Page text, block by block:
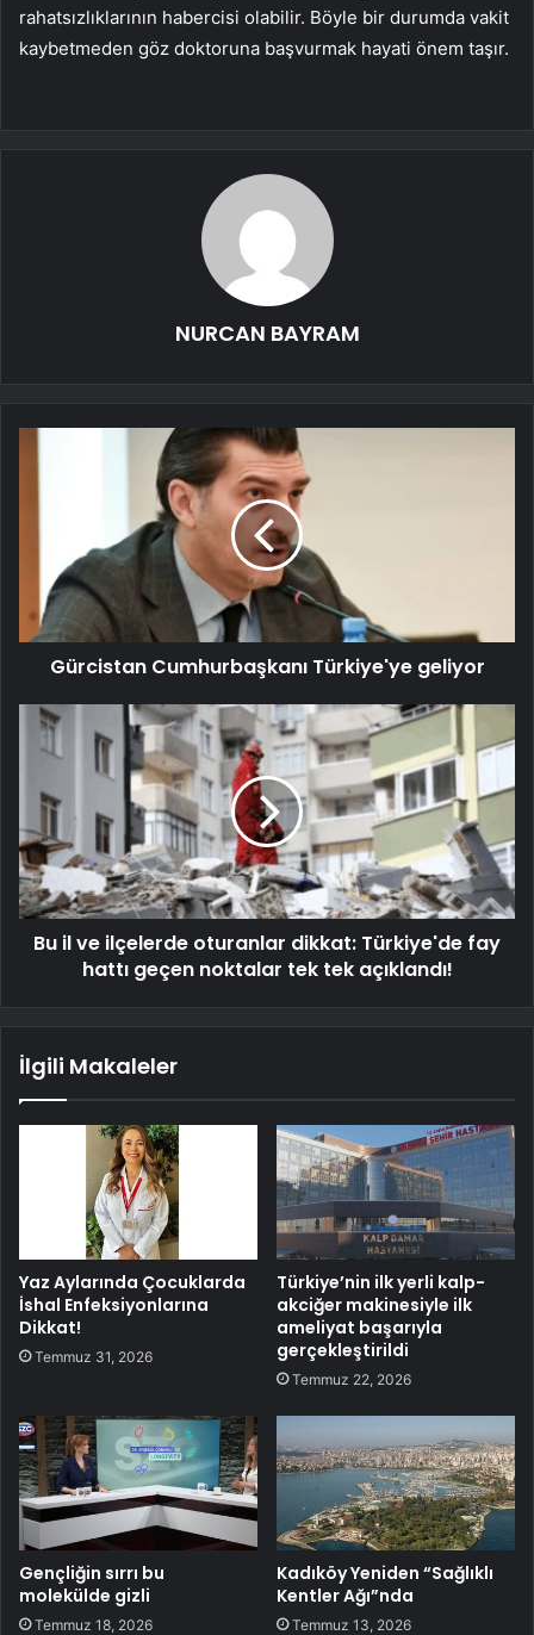
rahatsızlıklarının habercisi olabilir. Böyle bir durumda vakit
kaybetmeden göz doktoruna başvurmak hayati önem taşır.
NURCAN BAYRAM
Gürcistan Cumhurbaşkanı Türkiye'ye geliyor
Bu il ve ilçelerde oturanlar dikkat: Türkiye'de fay
hattı geçen noktalar tek tek açıklandı!
İlgili Makaleler
Yaz Aylarında Çocuklarda
İshal Enfeksiyonlarına
Dikkat!
Temmuz 31, 2026
Türkiye’nin ilk yerli kalp-
akciğer makinesiyle ilk
ameliyat başarıyla
gerçekleştirildi
Temmuz 22, 2026
Gençliğin sırrı bu
molekülde gizli
Temmuz 18, 2026
Kadıköy Yeniden “Sağlıklı
Kentler Ağı”nda
Temmuz 13, 2026